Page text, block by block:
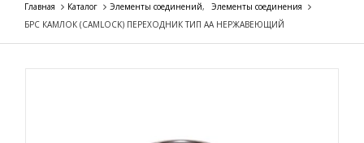
Главная Каталог Элементы соединений,
Элементы соединения
БРС КАМЛОК (CAMLOCK) ПЕРЕХОДНИК ТИП AA НЕРЖАВЕЮЩИЙ